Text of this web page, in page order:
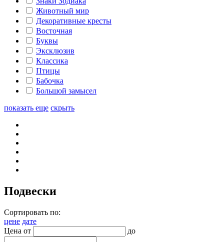
Животный мир
Декоративные кресты
Восточная
Буквы
Эксклюзив
Классика
Птицы
Бабочка
Большой замысел
показать еще скрыть
Подвески
Сортировать по:
цене дате
Цена от
до